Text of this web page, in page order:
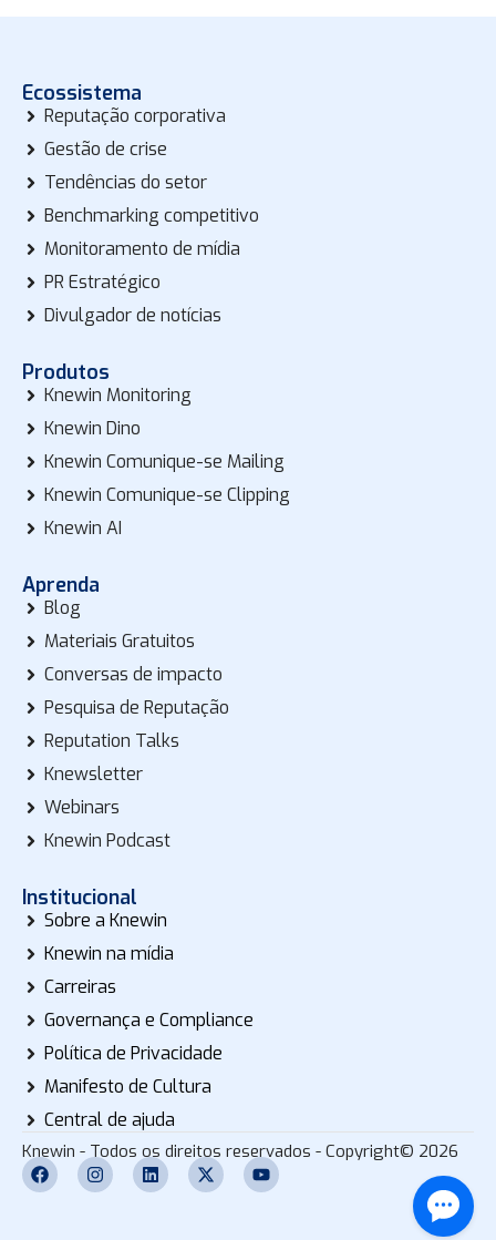
Ecossistema
Reputação corporativa
Gestão de crise
Tendências do setor
Benchmarking competitivo
Monitoramento de mídia
PR Estratégico
Divulgador de notícias
Produtos
Knewin Monitoring
Knewin Dino
Knewin Comunique-se Mailing
Knewin Comunique-se Clipping
Knewin AI
Aprenda
Blog
Materiais Gratuitos
Conversas de impacto
Pesquisa de Reputação
Reputation Talks
Knewsletter
Webinars
Knewin Podcast
Institucional
Sobre a Knewin
Knewin na mídia
Carreiras
Governança e Compliance
Política de Privacidade
Manifesto de Cultura
Central de ajuda
Knewin - Todos os direitos reservados - Copyright© 2026